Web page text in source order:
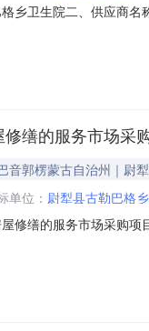
乡卫生院二、供应商
详见附件中的合同文
缮的服务市场采
音郭楞蒙古自治州｜尉
单位： 尉犁县古勒巴格
修缮的服务市场采购
:新疆维吾尔自治区巴